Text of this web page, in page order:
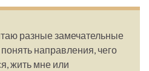
разные замечательные
понять направления, чего
жить мне или